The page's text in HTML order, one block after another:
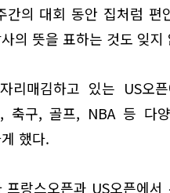
의 대회 동안 집처럼 편
의 뜻을 표하는 것도 잊지
매김하고 있는 US오
축구, 골프, NBA 등 다
했다.
랑스오픈과 US오픈에서